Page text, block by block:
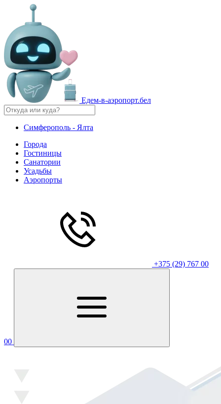
Едем-в-аэропорт.бел
Симферополь - Ялта
Города
Гостиницы
Санатории
Усадьбы
Аэропорты
+375 (29) 767 00
00